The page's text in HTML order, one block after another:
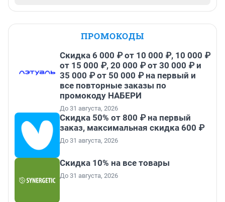
ПРОМОКОДЫ
Скидка 6 000 ₽ от 10 000 ₽, 10 000 ₽
от 15 000 ₽, 20 000 ₽ от 30 000 ₽ и
35 000 ₽ от 50 000 ₽ на первый и
все повторные заказы по
промокоду НАБЕРИ
До 31 августа, 2026
Скидка 50% от 800 ₽ на первый
заказ, максимальная скидка 600 ₽
До 31 августа, 2026
Скидка 10% на все товары
До 31 августа, 2026